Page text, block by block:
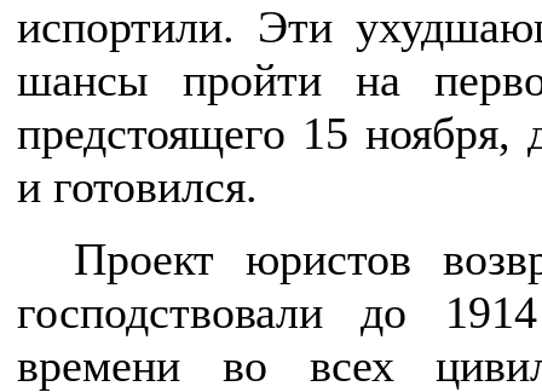
испортили. Эти
шансы пройти на
предстоящего 15 ноября,
и готовился.
Проект юристов
господствовали до
времени во всех